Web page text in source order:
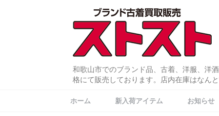
和歌山市でのブランド品、古着、洋服、洋
格にて販売しております。店内在庫はなん
ホーム 新入荷アイテム お知らせ